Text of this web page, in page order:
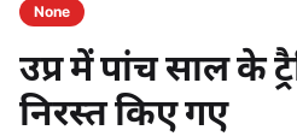
None
उप्र में पांच साल के
निरस्त किए गए